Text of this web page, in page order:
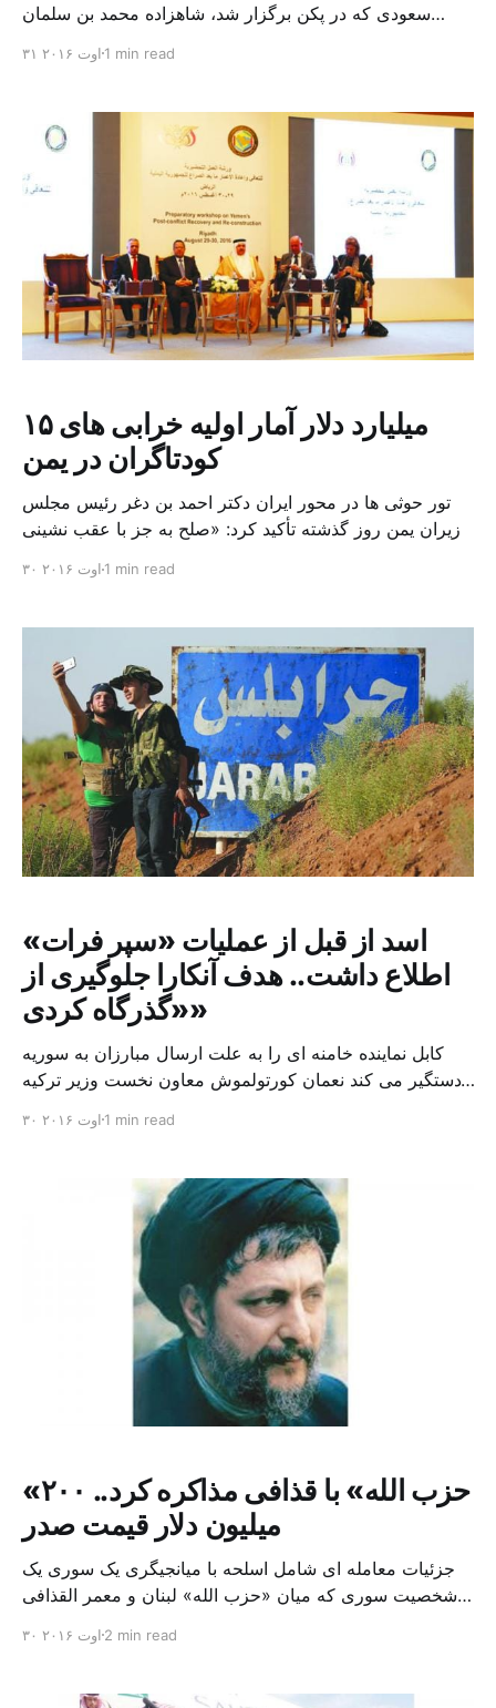
سعودی که در پکن برگزار شد، شاهزاده محمد بن سلمان
تفاهم در زمینه های مختلف از جمله انرژی، معدن و تجارت با
بن سلمان در جریان سفر […]
۳۱ اوت ۲۰۱۶ 1 min read
۱۵ میلیارد دلار آمار اولیه خرابی های
کودتاگران در یمن
تور حوثی ها در محور ایران دکتر احمد بن دغر رئیس مجلس
وزیران یمن روز گذشته تأکید کرد: «صلح به جز با عقب نشینی
و همچنین تحویل تمامی اسلحه بدون استثنا، امکان پذیر
۳۰ اوت ۲۰۱۶ 1 min read
اسد از قبل از عملیات «سپر فرات»
اطلاع داشت.. هدف آنکارا جلوگیری از
«گذرگاه کردی»
کابل نماینده خامنه ای را به علت ارسال مبارزان به سوریه
دستگیر می کند نعمان کورتولموش معاون نخست وزیر ترکیه
که ترکیه هفته گذشته آن را در شمال سوریه آغاز کرد،
مدیترانه است. وی […]
۳۰ اوت ۲۰۱۶ 1 min read
«حزب الله» با قذافی مذاکره کرد.. ۲۰۰
میلیون دلار قیمت صدر
جزئیات معامله ای شامل اسلحه با میانجیگری یک سوری یک
شخصیت سوری که میان «حزب الله» لبنان و معمر القذافی
فاش کرد که حزب الله طی معامله ای با قذافی، در قبال
عذر خواهی لیبی […]
۳۰ اوت ۲۰۱۶ 2 min read